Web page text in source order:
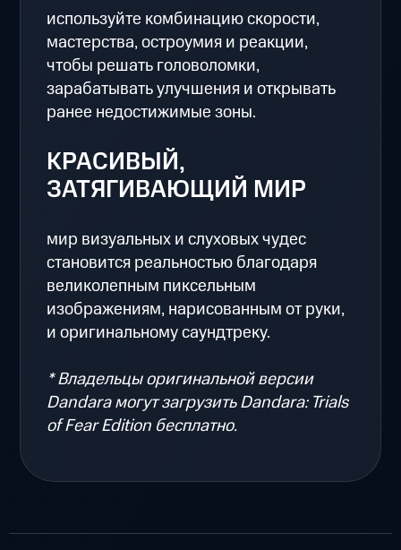
используйте комбинацию скорости,
мастерства, остроумия и реакции,
чтобы решать головоломки,
зарабатывать улучшения и открывать
ранее недостижимые зоны.
КРАСИВЫЙ,
ЗАТЯГИВАЮЩИЙ МИР
мир визуальных и слуховых чудес
становится реальностью благодаря
великолепным пиксельным
изображениям, нарисованным от руки,
и оригинальному саундтреку.
* Владельцы оригинальной версии
Dandara могут загрузить Dandara: Trials
of Fear Edition бесплатно.